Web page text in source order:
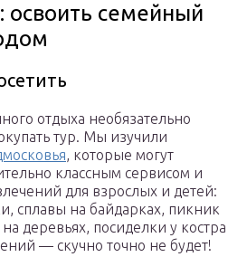
освоить семейный
отдыха необязательно
тур. Мы изучили
, которые могут
классным сервисом и
для взрослых и детей:
сплавы на байдарках, пикник
деревьях, посиделки у костра
— скучно точно не будет!